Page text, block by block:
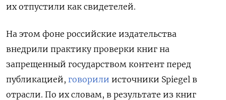
их отпустили как свидетелей.
На этом фоне российские издательства
внедрили практику проверки книг на
запрещенный государством контент перед
публикацией, говорили источники Spiegel в
отрасли. По их словам, в результате из книг